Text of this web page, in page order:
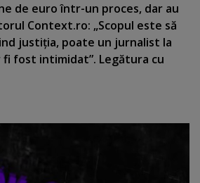
de euro într-un proces, dar au
Context.ro: „Scopul este să
justiţia, poate un jurnalist la
fost intimidat”. Legătura cu